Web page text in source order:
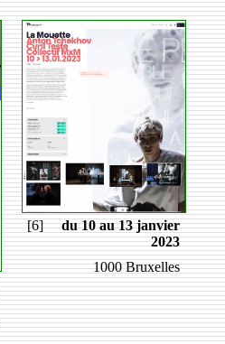
[6]
du 10 au 13 janvier
2023
1000 Bruxelles